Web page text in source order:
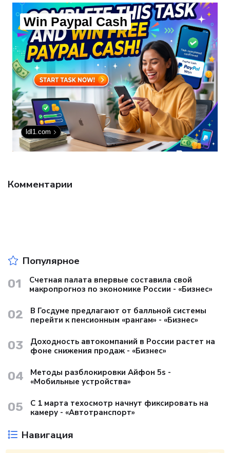
технологии.
Win Paypal Cash
ldl1.com
Комментарии
Популярное
01
Счетная палата впервые составила свой
макропрогноз по экономике России - «Бизнес»
02
В Госдуме предлагают от балльной системы
перейти к пенсионным «рангам» - «Бизнес»
03
Доходность автокомпаний в России растет на
фоне снижения продаж - «Бизнес»
04
Методы разблокировки Айфон 5s -
«Мобильные устройства»
05
С 1 марта техосмотр начнут фиксировать на
камеру - «Автотранспорт»
Навигация